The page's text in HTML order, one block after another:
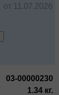
от 11.07.2026
03-00000230
1.34 кг.